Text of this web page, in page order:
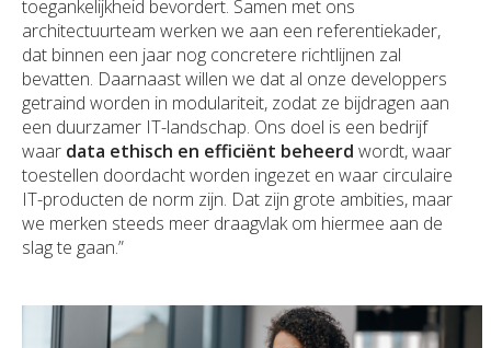
toegankelijkheid bevordert. Samen met ons
architectuurteam werken we aan een referentiekader,
dat binnen een jaar nog concretere richtlijnen zal
bevatten. Daarnaast willen we dat al onze developpers
getraind worden in modulariteit, zodat ze bijdragen aan
een duurzamer IT-landschap. Ons doel is een bedrijf
waar data ethisch en efficiënt beheerd wordt, waar
toestellen doordacht worden ingezet en waar circulaire
IT-producten de norm zijn. Dat zijn grote ambities, maar
we merken steeds meer draagvlak om hiermee aan de
slag te gaan.”